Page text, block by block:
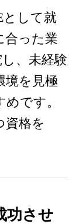
として就
合った業
、未経験
境を見極
です。
資格を
功させ